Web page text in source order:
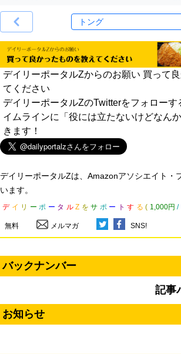
デイリーポータルZからのお願い 買って
てください
デイリーポータルZのTwitterをフォローす
イムラインに「役には立たないけどなん
きます！
デイリーポータルZは、Amazonアソシエイト・
います。
デ イ リ ー ポ ー タ ル Z を サ ポ ー ト す る ( 1,000円 /
無料 メルマガ SNS!
バックナンバー
記事
お知らせ